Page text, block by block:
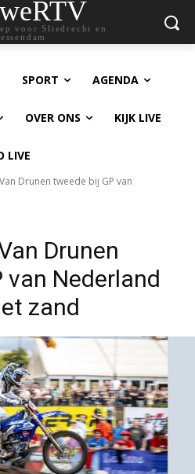
voor Sliedrecht en
SPORT AGENDA
OVER ONS KIJK LIVE
LIVE
Drunen tweede bij GP van
Drunen
van Nederland
zand